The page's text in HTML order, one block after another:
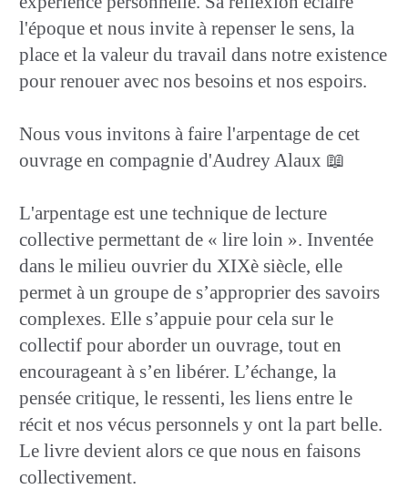
l'époque et nous invite à repenser le sens, la
place et la valeur du travail dans notre existence
pour renouer avec nos besoins et nos espoirs.
Nous vous invitons à faire l'arpentage de cet
ouvrage en compagnie d'Audrey Alaux 📖
L'arpentage est une technique de lecture
collective permettant de « lire loin ». Inventée
dans le milieu ouvrier du XIXè siècle, elle
permet à un groupe de s’approprier des savoirs
complexes. Elle s’appuie pour cela sur le
collectif pour aborder un ouvrage, tout en
encourageant à s’en libérer. L’échange, la
pensée critique, le ressenti, les liens entre le
récit et nos vécus personnels y ont la part belle.
Le livre devient alors ce que nous en faisons
collectivement.